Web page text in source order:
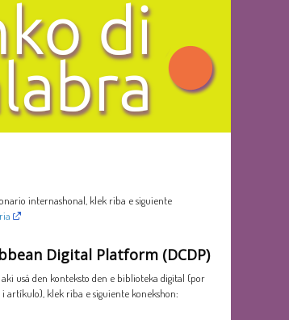
internashonal, klek riba e siguiente
Digital Platform (DCDP)
usá den konteksto den e biblioteka digital (por
artíkulo), klek riba e siguiente konekshon: